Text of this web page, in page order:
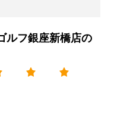
ルフ銀座新橋店の